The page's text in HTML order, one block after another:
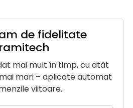
de fidelitate
mai mult în timp, cu atât
mari – aplicate automat
viitoare.